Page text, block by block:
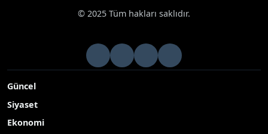
© 2025 Tüm hakları saklıdır.
Güncel
Siyaset
Ekonomi